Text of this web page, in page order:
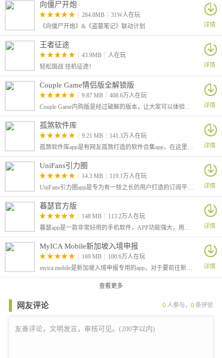
向僵尸开炮
284.8MB
31W人在玩
《向僵尸开炮》&《盗墓笔记》联动计划
详情
王者征途
43.9MB
人在玩
轻松国战 挂机征途！
详情
Couple Game情侣版全解锁版
9.87 MB
408.6万人在玩
Couple Game内购版是经过破解的版本，让大家可以体验到全部解锁的功能。这是一个很有趣的情侣版真心话大冒险游戏，可以有助于情侣之间进行感情的升温。
详情
孤煞软件库
9.21 MB
141.3万人在玩
孤煞软件库app是有网友孤煞打造的软件合集app，在这里为大家分享了许多好用的应用和游戏。有着丰富的栏目，可以看到有许多破解版的应用，基本上都是解锁了会员、解锁了付费功能的
详情
UniFans引力圈
14.3 MB
119.1万人在玩
UniFans引力圈app是专为有一技之长的用户打造的订阅平台，在这里有着很低的手续费，让大家可以更好的分享独家的内容
详情
暮瑟官方版
148 MB
113.2万人在玩
暮瑟app是一款非常好用的手机软件，APP功能强大，用户使用它可以绑定设备，从而进行远程控制玩具，非常方便，另外内部还有多种模式满足不同的用户，并且内部还有社交功能。
详情
MyICA Mobile新加坡入境申报
169 MB
100.6万人在玩
myica mobile是新加坡入境申报专用的app，对于要前往新加坡旅游或出差的用户来说，这个app可以大大提高大家出入境的效率。还提供了各种便利的功能，例如查询签证状态、查看旅行警示
详情
查看更多
网友评论 0 人参与，0条评论